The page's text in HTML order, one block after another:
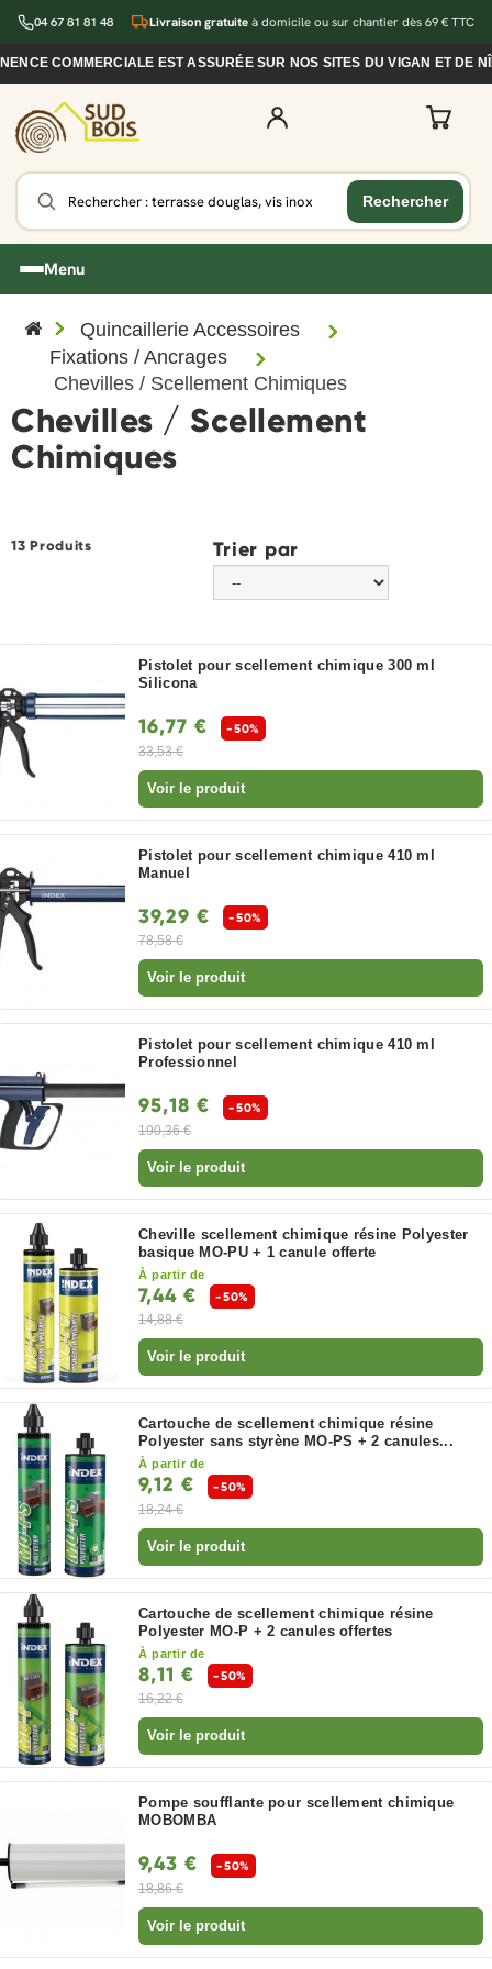
04 67 81 81 48 Livraison gratuite à domicile ou sur chantier dès 69 € TTC
COMMERCIALE EST ASSURÉE SUR NOS SITES DU VIGAN ET DE
Menu
Chevilles / Scellement
Chimiques
Quincaillerie Accessoires
Fixations / Ancrages
Chevilles / Scellement Chimiques
13 Produits Trier par
Pistolet pour scellement chimique 300 ml
Silicona
16,77 €
-50%
33,53 €
Voir le produit
Pistolet pour scellement chimique 410 ml
Manuel
39,29 €
-50%
78,58 €
Voir le produit
Pistolet pour scellement chimique 410 ml
Professionnel
95,18 €
-50%
190,36 €
Voir le produit
Cheville scellement chimique résine Polyester
basique MO-PU + 1 canule offerte
À partir de
7,44 €
-50%
14,88 €
Voir le produit
Cartouche de scellement chimique résine
Polyester sans styrène MO-PS + 2 canules...
À partir de
9,12 €
-50%
18,24 €
Voir le produit
Cartouche de scellement chimique résine
Polyester MO-P + 2 canules offertes
À partir de
8,11 €
-50%
16,22 €
Voir le produit
Pompe soufflante pour scellement chimique
MOBOMBA
9,43 €
-50%
18,86 €
Voir le produit